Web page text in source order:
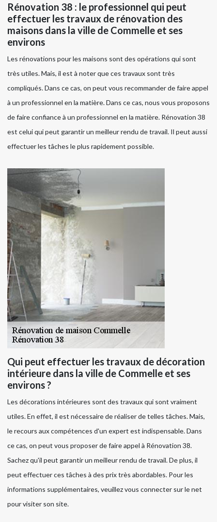
Rénovation 38 : le professionnel qui peut
effectuer les travaux de rénovation des
maisons dans la ville de Commelle et ses
environs
Les rénovations pour les maisons sont des opérations qui sont
très utiles. Mais, il est à noter que ces travaux sont très
compliqués. Dans ce cas, on peut vous recommander de faire appel
à un professionnel en la matière. Dans ce cas, nous vous proposons
de faire confiance à un professionnel en la matière. Rénovation 38
est celui qui peut garantir un meilleur rendu de travail. Il peut aussi
effectuer les tâches le plus rapidement possible.
Qui peut effectuer les travaux de décoration
intérieure dans la ville de Commelle et ses
environs ?
Les décorations intérieures sont des travaux qui sont vraiment
utiles. En effet, il est nécessaire de réaliser de telles tâches. Mais,
le recours aux compétences d'un expert est indispensable. Dans
ce cas, on peut vous proposer de faire appel à Rénovation 38.
Sachez qu'il peut garantir un meilleur rendu de travail. De plus, il
peut effectuer ces tâches à des prix très abordables. Pour les
informations supplémentaires, veuillez vous connecter sur le net
pour visiter son site.